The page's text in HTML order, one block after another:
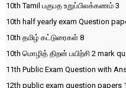
10th Tamil பகுபத உறுப்பிலக்கணம் 3
10th half yearly exam Question
10th தமிழ் கட்டுரைகள் 8
10th மொழித் திறன் பயிற்சி 2 mark
11th Public Exam Question with
12th public exam question papers